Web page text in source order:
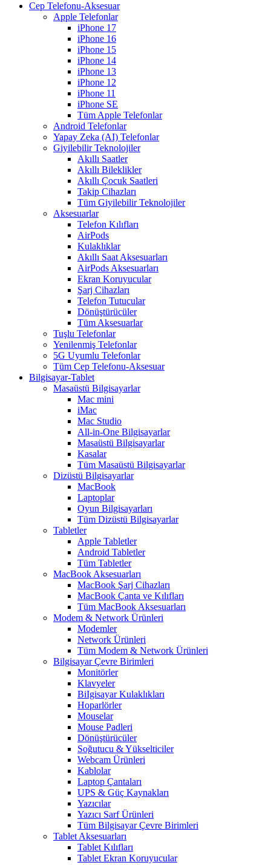
Cep Telefonu-Aksesuar
Apple Telefonlar
iPhone 17
iPhone 16
iPhone 15
iPhone 14
iPhone 13
iPhone 12
iPhone 11
iPhone SE
Tüm Apple Telefonlar
Android Telefonlar
Yapay Zeka (AI) Telefonlar
Giyilebilir Teknolojiler
Akıllı Saatler
Akıllı Bileklikler
Akıllı Çocuk Saatleri
Takip Cihazları
Tüm Giyilebilir Teknolojiler
Aksesuarlar
Telefon Kılıfları
AirPods
Kulaklıklar
Akıllı Saat Aksesuarları
AirPods Aksesuarları
Ekran Koruyucular
Şarj Cihazları
Telefon Tutucular
Dönüştürücüler
Tüm Aksesuarlar
Tuşlu Telefonlar
Yenilenmiş Telefonlar
5G Uyumlu Telefonlar
Tüm Cep Telefonu-Aksesuar
Bilgisayar-Tablet
Masaüstü Bilgisayarlar
Mac mini
iMac
Mac Studio
All-in-One Bilgisayarlar
Masaüstü Bilgisayarlar
Kasalar
Tüm Masaüstü Bilgisayarlar
Dizüstü Bilgisayarlar
MacBook
Laptoplar
Oyun Bilgisayarları
Tüm Dizüstü Bilgisayarlar
Tabletler
Apple Tabletler
Android Tabletler
Tüm Tabletler
MacBook Aksesuarları
MacBook Şarj Cihazları
MacBook Çanta ve Kılıfları
Tüm MacBook Aksesuarları
Modem & Network Ürünleri
Modemler
Network Ürünleri
Tüm Modem & Network Ürünleri
Bilgisayar Çevre Birimleri
Monitörler
Klavyeler
BiIgisayar Kulaklıkları
Hoparlörler
Mouselar
Mouse Padleri
Dönüştürücüler
Soğutucu & Yükselticiler
Webcam Ürünleri
Kablolar
Laptop Çantaları
UPS & Güç Kaynakları
Yazıcılar
Yazıcı Sarf Ürünleri
Tüm Bilgisayar Çevre Birimleri
Tablet Aksesuarları
Tablet Kılıfları
Tablet Ekran Koruyucular